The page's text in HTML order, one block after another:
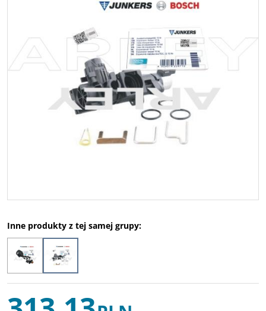
Inne produkty z tej samej grupy: